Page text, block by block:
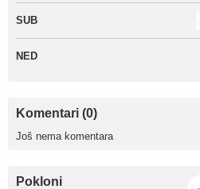
SUB
NED
Komentari (0)
Još nema komentara
Pokloni